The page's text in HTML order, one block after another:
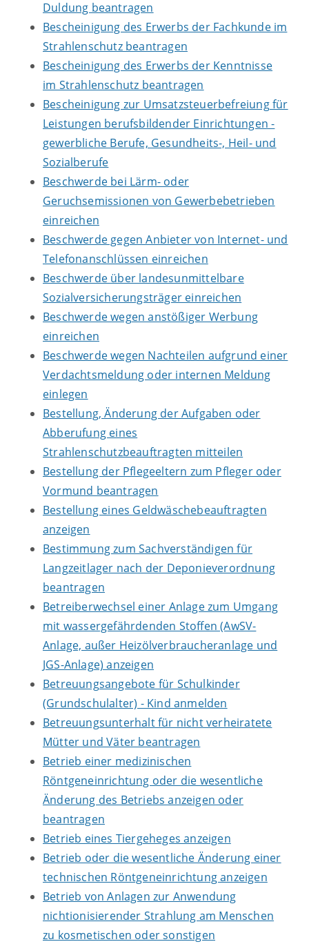
Duldung beantragen
Bescheinigung des Erwerbs der Fachkunde im
Strahlenschutz beantragen
Bescheinigung des Erwerbs der Kenntnisse
im Strahlenschutz beantragen
Bescheinigung zur Umsatzsteuerbefreiung für
Leistungen berufsbildender Einrichtungen -
gewerbliche Berufe, Gesundheits-, Heil- und
Sozialberufe
Beschwerde bei Lärm- oder
Geruchsemissionen von Gewerbebetrieben
einreichen
Beschwerde gegen Anbieter von Internet- und
Telefonanschlüssen einreichen
Beschwerde über landesunmittelbare
Sozialversicherungsträger einreichen
Beschwerde wegen anstößiger Werbung
einreichen
Beschwerde wegen Nachteilen aufgrund einer
Verdachtsmeldung oder internen Meldung
einlegen
Bestellung, Änderung der Aufgaben oder
Abberufung eines
Strahlenschutzbeauftragten mitteilen
Bestellung der Pflegeeltern zum Pfleger oder
Vormund beantragen
Bestellung eines Geldwäschebeauftragten
anzeigen
Bestimmung zum Sachverständigen für
Langzeitlager nach der Deponieverordnung
beantragen
Betreiberwechsel einer Anlage zum Umgang
mit wassergefährdenden Stoffen (AwSV-
Anlage, außer Heizölverbraucheranlage und
JGS-Anlage) anzeigen
Betreuungsangebote für Schulkinder
(Grundschulalter) - Kind anmelden
Betreuungsunterhalt für nicht verheiratete
Mütter und Väter beantragen
Betrieb einer medizinischen
Röntgeneinrichtung oder die wesentliche
Änderung des Betriebs anzeigen oder
beantragen
Betrieb eines Tiergeheges anzeigen
Betrieb oder die wesentliche Änderung einer
technischen Röntgeneinrichtung anzeigen
Betrieb von Anlagen zur Anwendung
nichtionisierender Strahlung am Menschen
zu kosmetischen oder sonstigen